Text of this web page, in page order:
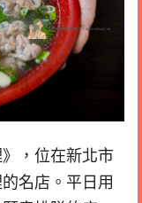
，位在新北市
名店。平日用